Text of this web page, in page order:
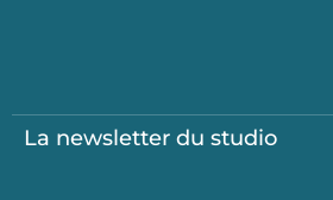
La newsletter du studio